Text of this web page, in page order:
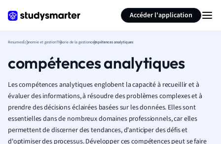
Accéder l'application
ResumesÉconomie et gestionThéorie de la gestioncompétences analytiques
compétences analytiques
Les compétences analytiques englobent la capacité à recueillir et à
évaluer des informations, à résoudre des problèmes complexes et à
prendre des décisions éclairées basées sur les données. Elles sont
essentielles dans de nombreux domaines professionnels, car elles
permettent de discerner des tendances, d'anticiper des défis et
d'optimiser des processus. Développer ces compétences peut se faire
Résumer la page